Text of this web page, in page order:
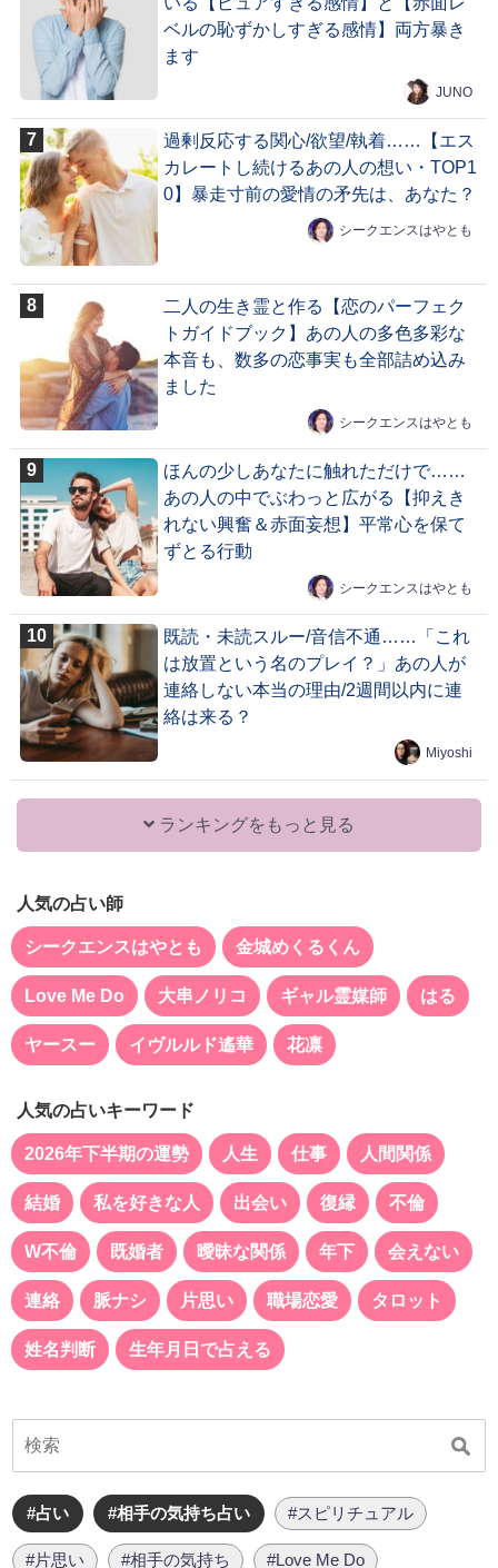
ベルの恥ずかしすぎる感情】両方暴き
ます
JUNO
過剰反応する関心/欲望/執着……【エス
カレートし続けるあの人の想い・TOP1
0】暴走寸前の愛情の矛先は、あなた？
シークエンスはやとも
二人の生き霊と作る【恋のパーフェク
トガイドブック】あの人の多色多彩な
本音も、数多の恋事実も全部詰め込み
ました
シークエンスはやとも
ほんの少しあなたに触れただけで……
あの人の中でぶわっと広がる【抑えき
れない興奮＆赤面妄想】平常心を保て
ずとる行動
シークエンスはやとも
既読・未読スルー/音信不通……「これ
は放置という名のプレイ？」あの人が
連絡しない本当の理由/2週間以内に連
絡は来る？
Miyoshi
ランキングをもっと見る
人気の占い師
シークエンスはやとも 金城めくるくん
Love Me Do 大串ノリコ ギャル霊媒師 はる
ヤースー イヴルルド遙華 花凛
人気の占いキーワード
2026年下半期の運勢 人生 仕事 人間関係
結婚 私を好きな人 出会い 復縁 不倫
W不倫 既婚者 曖昧な関係 年下 会えない
連絡 脈ナシ 片思い 職場恋愛 タロット
姓名判断 生年月日で占える
#占い #相手の気持ち占い #スピリチュアル
#片思い #相手の気持ち #Love Me Do